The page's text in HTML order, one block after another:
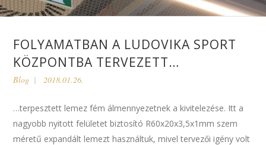
FOLYAMATBAN A LUDOVIKA SPORT
KÖZPONTBA TERVEZETT…
Blog 2018.01.26.
…terpesztett lemez fém álmennyezetnek a kivitelezése. Itt a
nagyobb nyitott felületet biztosító R60x20x3,5x1mm szem
méretű expandált lemezt használtuk, mivel tervezői igény volt